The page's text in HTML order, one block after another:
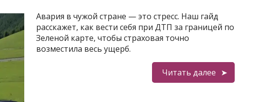
Авария в чужой стране — это стресс. Наш гайд
расскажет, как вести себя при ДТП за границей по
Зеленой карте, чтобы страховая точно
возместила весь ущерб.
Читать далее